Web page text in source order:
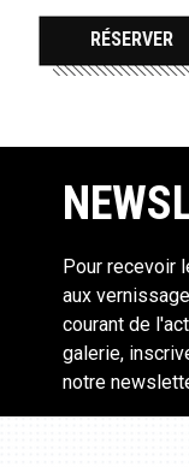
RÉSERVER
Pour recevoir
aux
courant de
galerie,
notre